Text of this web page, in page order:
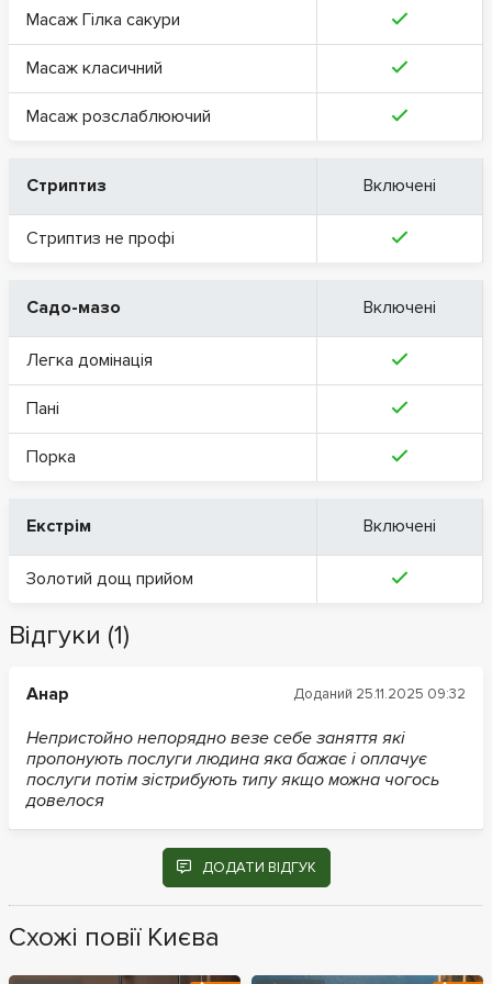
Масаж Гілка сакури
Масаж класичний
Масаж розслаблюючий
Стриптиз Включені
Стриптиз не профі
Садо-мазо Включені
Легка домінація
Пані
Порка
Екстрім Включені
Золотий дощ прийом
Відгуки (1)
Анар Доданий 25.11.2025 09:32
Непристойно непорядно везе себе заняття які
пропонують послуги людина яка бажає і оплачує
послуги потім зістрибують типу якщо можна чогось
довелося
ДОДАТИ ВІДГУК
Схожі повії Києва